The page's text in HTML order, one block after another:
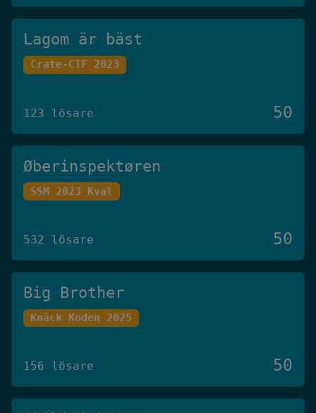
Lagom är bäst
Crate-CTF 2023
123 lösare 50
Øberinspektøren
SSM 2023 Kval
532 lösare 50
Big Brother
Knäck Koden 2025
156 lösare 50